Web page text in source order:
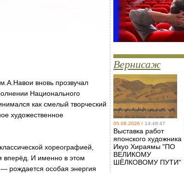
вновь прозвучал
Национального
как смелый творческий
художественное
хореографией,
вперёд. И именно в этом
рождается особая энергия
Вернисаж
05.08.2026 / 14:48:47
Выставка работ
японского художника
Икуо Хираямы "ПО
ВЕЛИКОМУ
ШЁЛКОВОМУ ПУТИ"